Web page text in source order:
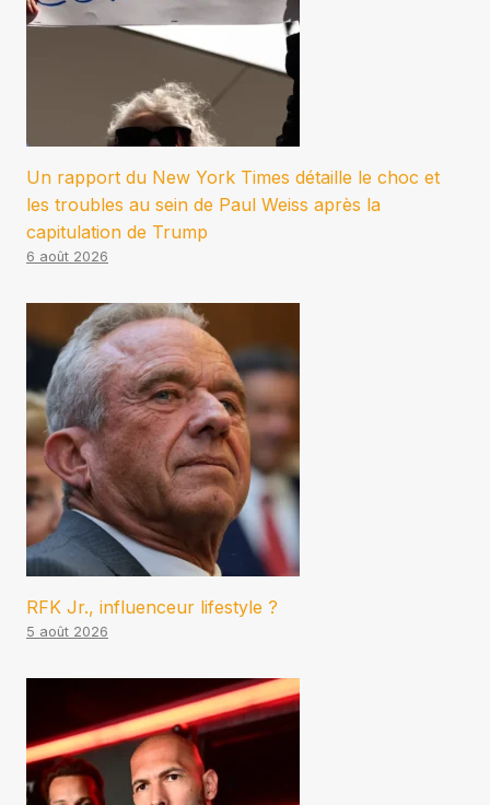
Un rapport du New York Times détaille le choc et
les troubles au sein de Paul Weiss après la
capitulation de Trump
6 août 2026
RFK Jr., influenceur lifestyle ?
5 août 2026